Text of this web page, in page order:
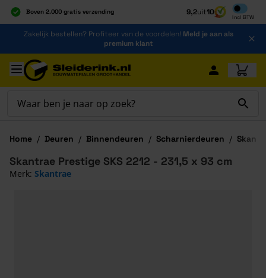
Boven 2.000 gratis verzending
Al 40 jaar dé specialist
Alles onder één dak
9,2uit10
Incl BTW
Inclusief
Ga naar de inhoud
Zakelijk bestellen? Profiteer van de voordelen! Meld je aan als
premium klant
Ga naar hoofdinhoud
Home / Deuren / Binnendeuren / Scharnierdeuren /
Skantrae Prestige SKS 2212 - 231,5 x 93 cm
Merk: Skantrae